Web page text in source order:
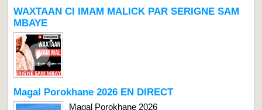
WAXTAAN CI IMAM MALICK PAR SERIGNE SAM
MBAYE
Magal Porokhane 2026 EN DIRECT
Magal Porokhane 2026